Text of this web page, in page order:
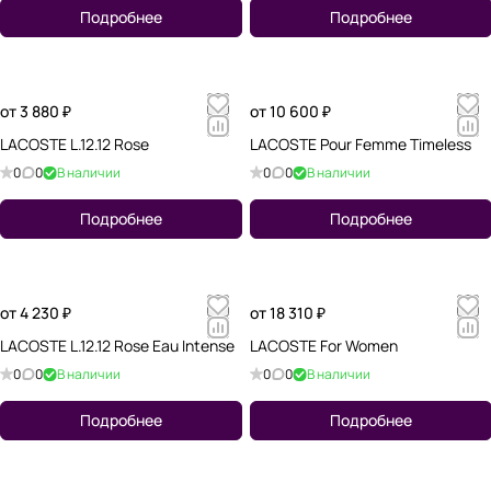
Подробнее Подробнее
от 3 880 ₽
LACOSTE L.12.12 Rose
0 0 В наличии
Подробнее
от 10 600 ₽
LACOSTE Pour Femme Timeless
0 0 В наличии
Подробнее
от 4 230 ₽
LACOSTE L.12.12 Rose Eau Intense
0 0 В наличии
Подробнее
от 18 310 ₽
LACOSTE For Women
0 0 В наличии
Подробнее